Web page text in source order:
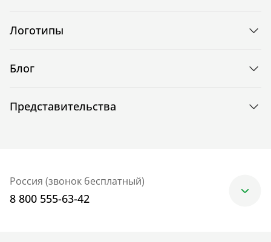
Логотипы
Блог
Представительства
Россия (звонок бесплатный)
8 800 555-63-42